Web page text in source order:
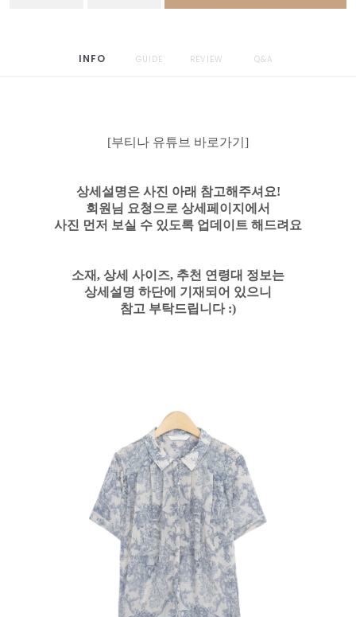
INFO GUIDE REVIEW Q&A
[부티나 유튜브 바로가기]
상세설명은 사진 아래 참고해주셔요!
회원님 요청으로 상세페이지에서
사진 먼저 보실 수 있도록 업데이트 해드려요
소재, 상세 사이즈, 추천 연령대 정보는
상세설명 하단에 기재되어 있으니
참고 부탁드립니다 :)